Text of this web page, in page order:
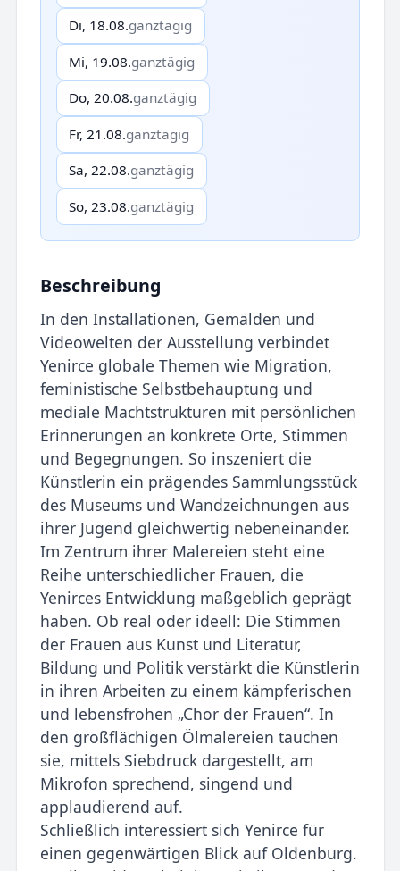
Di, 18.08.ganztägig
Mi, 19.08.ganztägig
Do, 20.08.ganztägig
Fr, 21.08.ganztägig
Sa, 22.08.ganztägig
So, 23.08.ganztägig
Beschreibung
In den Installationen, Gemälden und
Videowelten der Ausstel­lung verbindet
Yenirce globale Themen wie Migration,
feministi­sche Selbstbehauptung und
mediale Machtstrukturen mit per­sönlichen
Erinnerungen an konkrete Orte, Stimmen
und Begeg­nungen. So inszeniert die
Künstlerin ein prägendes Sammlungsstü­ck
des Museums und Wandzeichnungen aus
ihrer Jugend gleichwertig nebeneinander.
Im Zentrum ihrer Malereien steht eine
Reihe unterschiedlicher Frauen, die
Yenirces Entwicklung maßgeblich geprägt
haben. Ob real oder ideell: Die Stimmen
der Frauen aus Kunst und Litera­tur,
Bildung und Politik verstärkt die Künstlerin
in ihren Arbeiten zu einem kämpferischen
und lebensfrohen „Chor der Frauen“. In
den großflächigen Ölmalereien tauchen
sie, mittels Siebdruck dargestellt, am
Mikrofon sprechend, singend und
applaudierend auf.
Schließlich interessiert sich Yenirce für
einen gegenwärtigen Blick auf Oldenburg.